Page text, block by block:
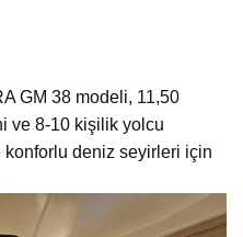
GM 38 modeli, 11,50
ve 8-10 kişilik yolcu
konforlu deniz seyirleri için